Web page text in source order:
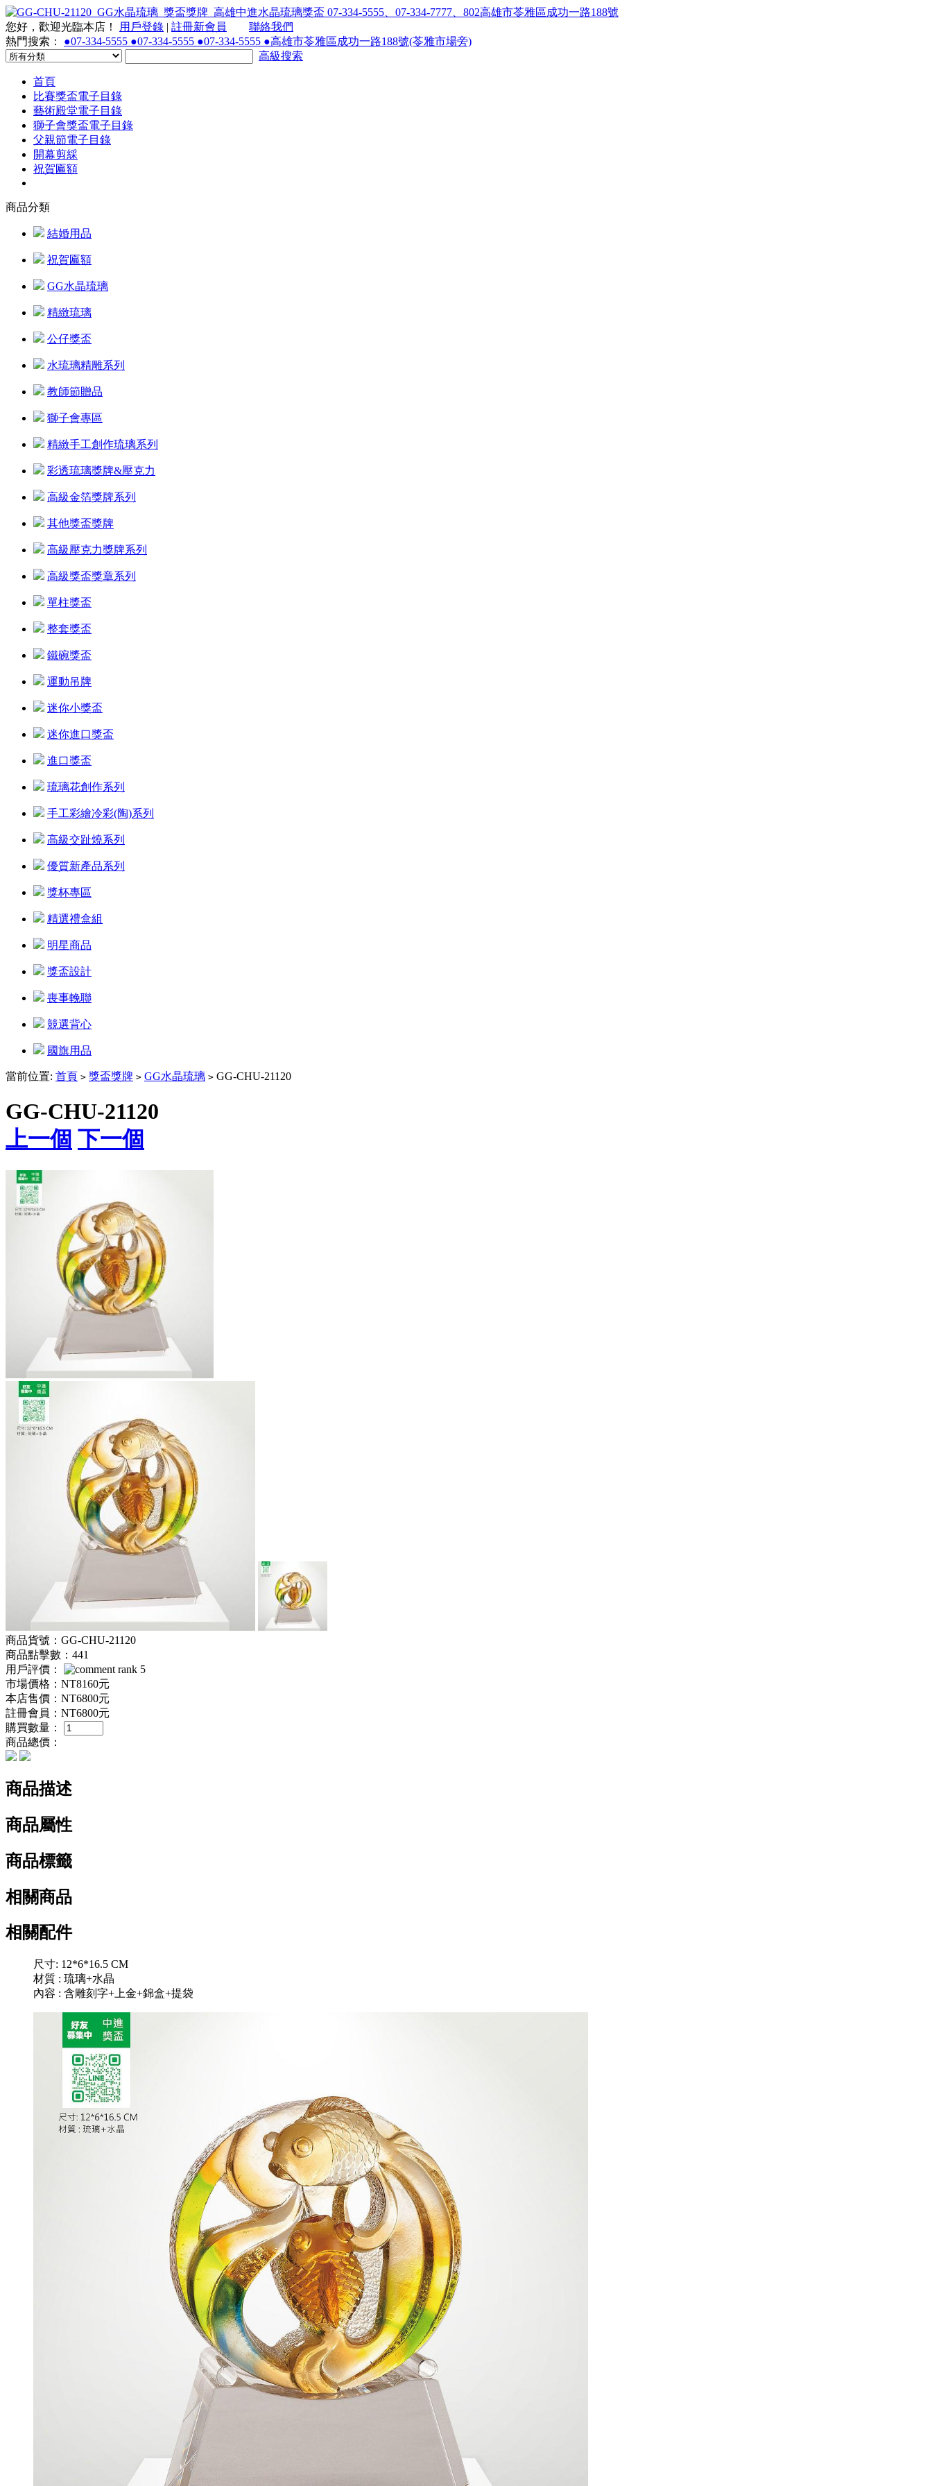
您好，歡迎光臨本店！ 用戶登錄 | 註冊新會員
聯絡我們
熱門搜索： ●07-334-5555 ●07-334-5555 ●07-334-5555 ●高雄市苓雅區成功一路188號(苓雅市場旁)
高級搜索
首頁
比賽獎盃電子目錄
藝術殿堂電子目錄
獅子會獎盃電子目錄
父親節電子目錄
開幕剪綵
祝賀匾額
商品分類
結婚用品
祝賀匾額
GG水晶琉璃
精緻琉璃
公仔獎盃
水琉璃精雕系列
教師節贈品
獅子會專區
精緻手工創作琉璃系列
彩透琉璃獎牌&壓克力
高級金箔獎牌系列
其他獎盃獎牌
高級壓克力獎牌系列
高級獎盃獎章系列
單柱獎盃
整套獎盃
鐵碗獎盃
運動吊牌
迷你小獎盃
迷你進口獎盃
進口獎盃
琉璃花創作系列
手工彩繪冷彩(陶)系列
高級交趾燒系列
優質新產品系列
獎杯專區
精選禮盒組
明星商品
獎盃設計
喪事輓聯
競選背心
國旗用品
當前位置: 首頁 > 獎盃獎牌 > GG水晶琉璃 > GG-CHU-21120
GG-CHU-21120
上一個 下一個
商品貨號：GG-CHU-21120
商品點擊數：441
用戶評價：
市場價格： NT8160元
本店售價： NT6800元
註冊會員： NT6800元
購買數量：
商品總價：
商品描述
商品屬性
商品標籤
相關商品
相關配件
尺寸: 12*6*16.5 CM
材質 : 琉璃+水晶
內容 : 含雕刻字+上金+錦盒+提袋